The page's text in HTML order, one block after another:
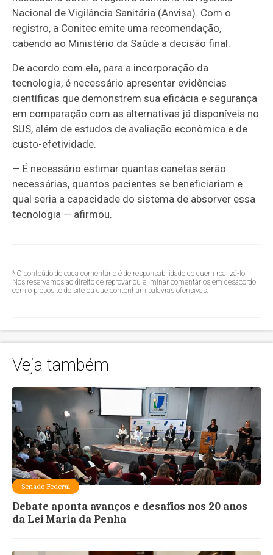
Nacional de Vigilância Sanitária (Anvisa). Com o
registro, a Conitec emite uma recomendação,
cabendo ao Ministério da Saúde a decisão final.
De acordo com ela, para a incorporação da
tecnologia, é necessário apresentar evidências
científicas que demonstrem sua eficácia e segurança
em comparação com as alternativas já disponíveis no
SUS, além de estudos de avaliação econômica e de
custo-efetividade.
— É necessário estimar quantas canetas serão
necessárias, quantos pacientes se beneficiariam e
qual seria a capacidade do sistema de absorver essa
tecnologia — afirmou.
* O conteúdo de cada comentário é de responsabilidade de quem realizá-lo.
Nos reservamos ao direito de reprovar ou eliminar comentários em desacordo
com o propósito do site ou que contenham palavras ofensivas.
Veja também
Senado Federal
Debate aponta avanços e desafios nos 20 anos
da Lei Maria da Penha